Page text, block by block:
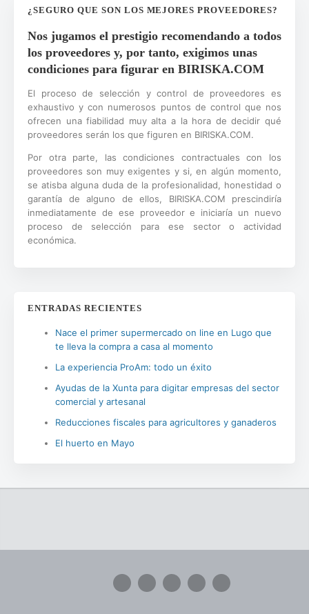
¿SEGURO QUE SON LOS MEJORES PROVEEDORES?
Nos jugamos el prestigio recomendando a todos
los proveedores y, por tanto, exigimos unas
condiciones para figurar en BIRISKA.COM
El proceso de selección y control de proveedores es
exhaustivo y con numerosos puntos de control que nos
ofrecen una fiabilidad muy alta a la hora de decidir qué
proveedores serán los que figuren en BIRISKA.COM.
Por otra parte, las condiciones contractuales con los
proveedores son muy exigentes y si, en algún momento,
se atisba alguna duda de la profesionalidad, honestidad o
garantía de alguno de ellos, BIRISKA.COM prescindiría
inmediatamente de ese proveedor e iniciaría un nuevo
proceso de selección para ese sector o actividad
económica.
ENTRADAS RECIENTES
Nace el primer supermercado on line en Lugo que
te lleva la compra a casa al momento
La experiencia ProAm: todo un éxito
Ayudas de la Xunta para digitar empresas del sector
comercial y artesanal
Reducciones fiscales para agricultores y ganaderos
El huerto en Mayo